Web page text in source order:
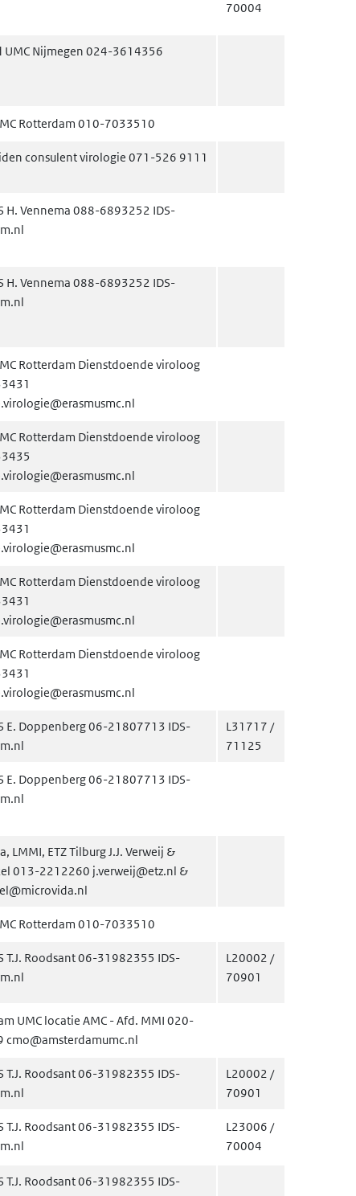
70004
UMC Nijmegen 024-3614356
MC Rotterdam 010-7033510
consulent virologie 071-526 9111
H. Vennema 088-6893252 IDS-
H. Vennema 088-6893252 IDS-
MC Rotterdam Dienstdoende viroloog
MC Rotterdam Dienstdoende viroloog
MC Rotterdam Dienstdoende viroloog
MC Rotterdam Dienstdoende viroloog
MC Rotterdam Dienstdoende viroloog
E. Doppenberg 06-21807713 IDS-
L31717 /
71125
E. Doppenberg 06-21807713 IDS-
LMMI, ETZ Tilburg J.J. Verweij &
013-2212260 j.verweij@etz.nl &
MC Rotterdam 010-7033510
T.J. Roodsant 06-31982355 IDS-
L20002 /
70901
UMC locatie AMC - Afd. MMI 020-
cmo@amsterdamumc.nl
T.J. Roodsant 06-31982355 IDS-
L20002 /
70901
T.J. Roodsant 06-31982355 IDS-
L23006 /
70004
T.J. Roodsant 06-31982355 IDS-